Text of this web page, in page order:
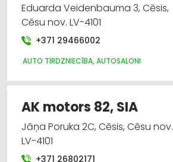
Eduarda Veidenbauma 3, Cēsis,
Cēsu nov. LV-4101
+371 29466002
AUTO TIRDZNIECĪBA, AUTOSALONI
AK motors 82, SIA
Jāņa Poruka 2C, Cēsis, Cēsu nov.
LV-4101
+371 26802171